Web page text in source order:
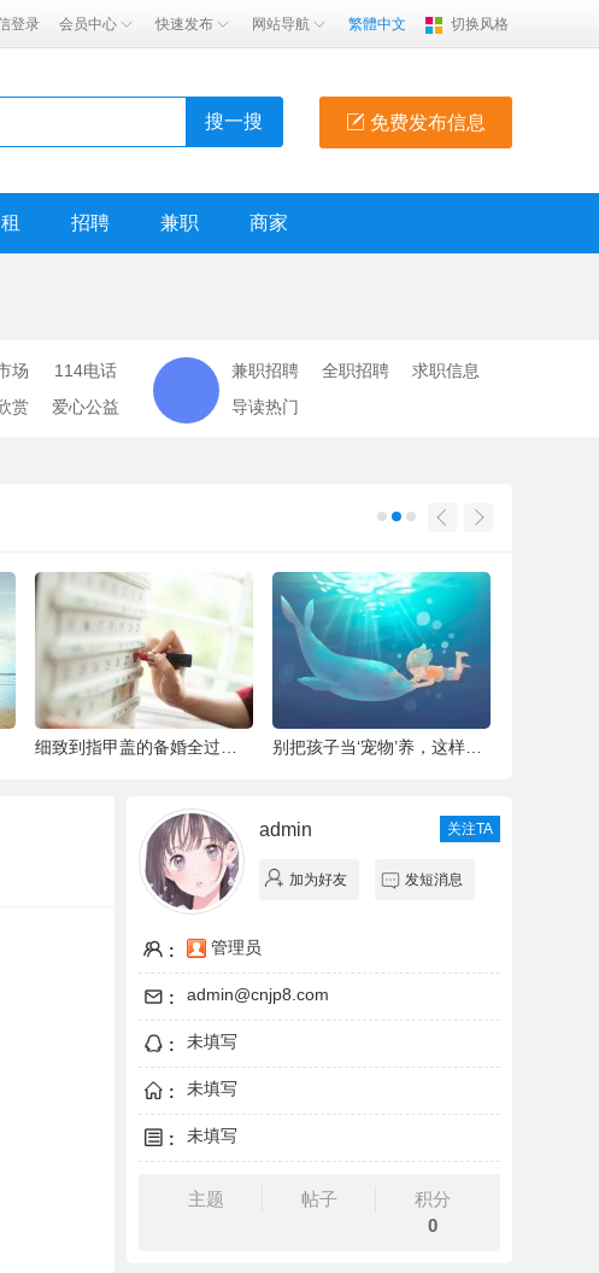
登录 会员中心 快速发布 网站导航 繁體中文 切换风格
免费发布信息
搜一搜
招聘 兼职 商家
场
114电话
赏 爱心公益
兼职招聘 全职招聘
求职信息
导读热门
admin 关注TA
加为好友 发短消息
: 管理员
: admin@cnjp8.com
: 未填写
: 未填写
: 未填写
主题 帖子
积分
0